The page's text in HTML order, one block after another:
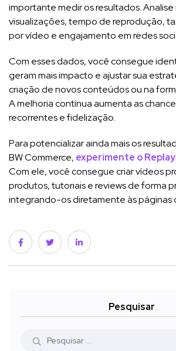
importante medir os resultados.
visualizações, tempo de reprodução,
por vídeo e engajamento em redes
Com esses dados, você consegue
geram mais impacto e ajustar sua
criação de novos conteúdos ou na
A melhoria contínua aumenta as
recorrentes e fidelização.
Para potencializar ainda mais os
BW Commerce, experimente o
Com ele, você consegue criar vídeos
produtos, tutoriais e reviews de forma
integrando-os diretamente às páginas
Pesquisar